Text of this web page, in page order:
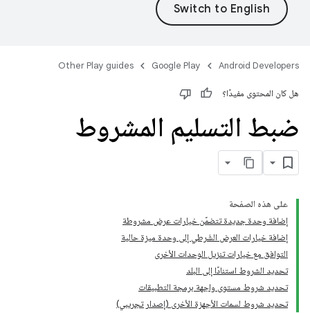
Android Developers
Google Play
Other Play guides
هل كان المحتوى مفيدًا؟
ضبط التسليم المشروط
على هذه الصفحة
إضافة وحدة جديدة تتضمّن خيارات عرض مشروطة
إضافة خيارات العرض الشَرطي إلى وحدة ميزة حالية
التوافق مع خيارات تنزيل الوحدات الأخرى
تحديد الشروط استنادًا إلى البلد
تحديد شروط مستوى واجهة برمجة التطبيقات
تحديد شروط لسمات الأجهزة الأخرى (إصدار تجريبي)